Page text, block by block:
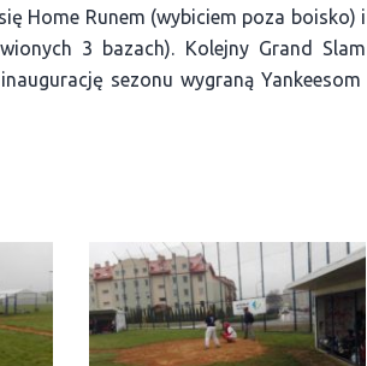
Home Runem (wybiciem poza boisko) i
3 bazach). Kolejny Grand Slam
sezonu wygraną Yankeesom